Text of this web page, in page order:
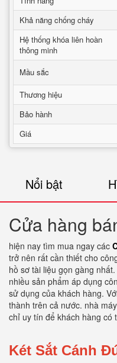
Khả năng chống cháy
Hệ thống khóa liên hoàn
thông minh
Mầu sắc
Thương hiệu
Bảo hành
Giá
Nổi bật
Cửa hàng
hiện nay tìm mua ngay các
trở nên rất cần thiết cho
hồ sơ tài liệu gọn gàng
nhiều sản phẩm áp dụng
sử dụng của khách hàng.
thành trên cả nước. nhà
chỉ uy tín để khách hàng có
Két Sắt Cánh